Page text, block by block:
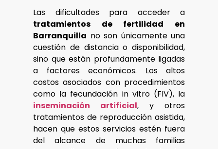
Las dificultades para acceder a
tratamientos de fertilidad en
Barranquilla no son únicamente una
cuestión de distancia o disponibilidad,
sino que están profundamente ligadas
a factores económicos. Los altos
costos asociados con procedimientos
como la fecundación in vitro (FIV), la
inseminación artificial, y otros
tratamientos de reproducción asistida,
hacen que estos servicios estén fuera
del alcance de muchas familias